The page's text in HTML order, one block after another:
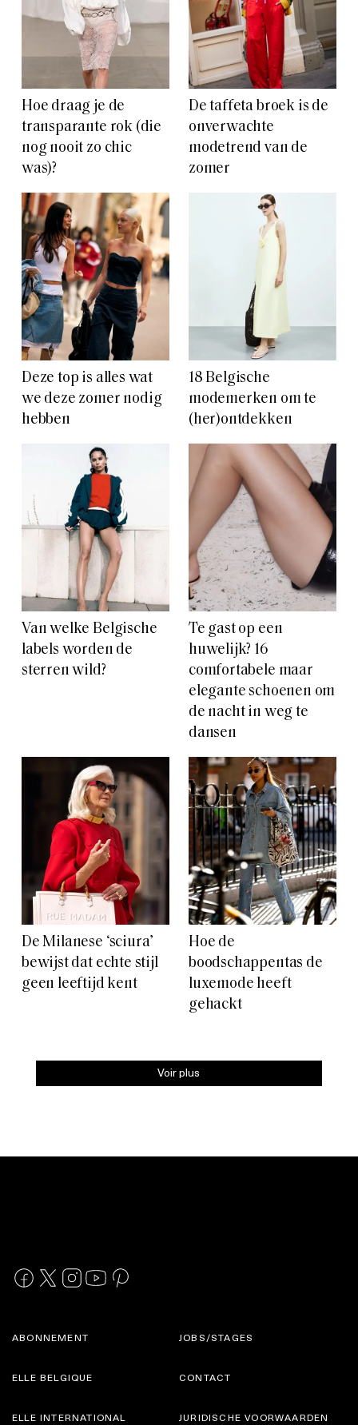
Hoe draag je de
transparante rok (die
nog nooit zo chic
was)?
De taffeta broek is de
onverwachte
modetrend van de
zomer
Deze top is alles wat
we deze zomer nodig
hebben
18 Belgische
modemerken om te
(her)ontdekken
Van welke Belgische
labels worden de
sterren wild?
Te gast op een
huwelijk? 16
comfortabele maar
elegante schoenen om
de nacht in weg te
dansen
De Milanese ‘sciura’
bewijst dat echte stijl
geen leeftijd kent
Hoe de
boodschappentas de
luxemode heeft
gehackt
Voir plus
ABONNEMENT
ELLE BELGIQUE
JOBS/STAGES
CONTACT
ELLE INTERNATIONAL JURIDISCHE VOORWAARDEN